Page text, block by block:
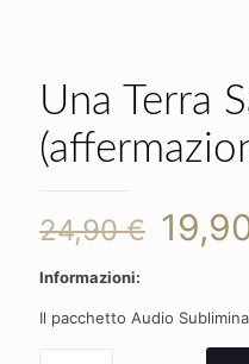
Una Terra
24,90€ Il
era:
Informazioni:
Il pacchetto Audio